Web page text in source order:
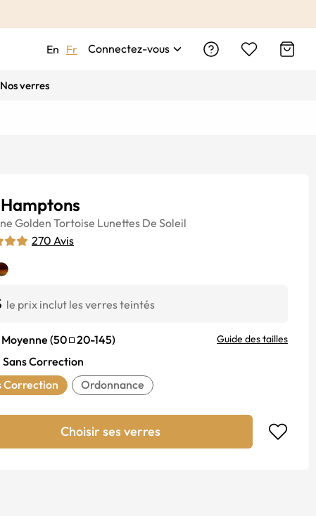
En Fr Connectez-vous
Nos verres
Golden Tortoise Lunettes De Soleil
270 Avis
le prix inclut les verres teintés
Moyenne (50 20-145) Guide des tailles
Sans Correction
Correction
Ordonnance
Choisir ses verres